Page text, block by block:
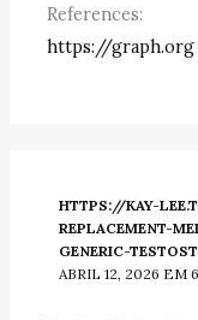
References:
https://graph.org
HTTPS://KAY-
REPLACEMENT-
GENERIC-
ABRIL 12, 2026 EM